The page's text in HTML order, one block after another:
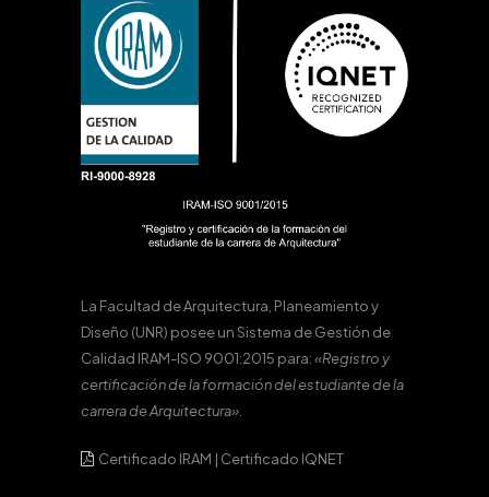
La Facultad de Arquitectura, Planeamiento y
Diseño (UNR) posee un Sistema de Gestión de
Calidad IRAM-ISO 9001:2015 para:«Registro y
certificación de la formación del estudiante de la
carrera de Arquitectura».
Certificado IRAM | Certificado IQNET